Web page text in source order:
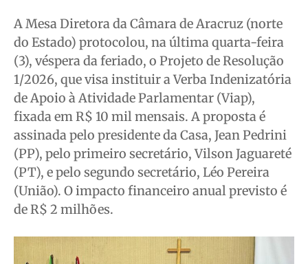
Cidades
Direitos
Economia
Cultura
Colunas
Caetano Roque
Gustavo Bastos
Jr Mignone (in memorian)
Wanda Sily
Cidades
Direitos
Economia
Cultura
Colunas
Caetano Roque
Gustavo Bastos
Jr Mignone (in memorian)
Wanda Sily
Cidades
Direitos
Economia
Cultura
Colunas
Caetano Roque
Gustavo Bastos
Jr Mignone (in memorian)
Wanda Sily
Cidades
Direitos
Economia
Cultura
Colunas
Caetano Roque
Gustavo Bastos
Jr Mignone (in memorian)
Wanda Sily
A Mesa Diretora da Câmara de Aracruz (norte
do Estado) protocolou, na última quarta-feira
(3), véspera da feriado, o Projeto de Resolução
1/2026, que visa instituir a Verba Indenizatória
de Apoio à Atividade Parlamentar (Viap),
fixada em R$ 10 mil mensais. A proposta é
assinada pelo presidente da Casa, Jean Pedrini
(PP), pelo primeiro secretário, Vilson Jaguareté
(PT), e pelo segundo secretário, Léo Pereira
(União). O impacto financeiro anual previsto é
de R$ 2 milhões.